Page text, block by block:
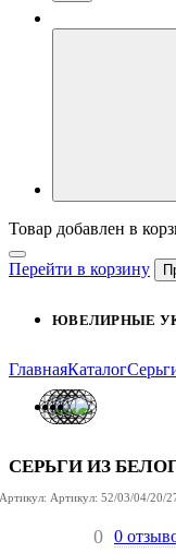
Товар добавлен в
Перейти в корзину
ЮВЕЛИРНЫЕ
ГлавнаяКаталог
СЕРЬГИ ИЗ
Артикул: Артикул: 52/03/04/20/
0 0